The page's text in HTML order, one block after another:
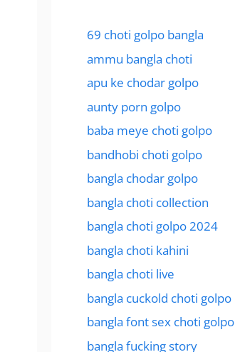
69 choti golpo bangla
ammu bangla choti
apu ke chodar golpo
aunty porn golpo
baba meye choti golpo
bandhobi choti golpo
bangla chodar golpo
bangla choti collection
bangla choti golpo 2024
bangla choti kahini
bangla choti live
bangla cuckold choti golpo
bangla font sex choti golpo
bangla fucking story